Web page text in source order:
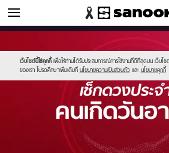
ดูดวง
เว็บไซต์นี้ใช้คุกกี้ เพื่อให้ท่านได้รับประสบการณ์การใช้งานที่ดีที่สุดบน เว็บไซ
ของเรา โปรดศึกษาเพิ่มเติมที่ นโยบายความเป็นส่วนตัว และ นโยบายคุกกี้
//s.isanook.com/sr/0/images/logo-
new-
sanook.png
//s.isanook.com/ho/0/ud/fxd/day/sunday.jpg